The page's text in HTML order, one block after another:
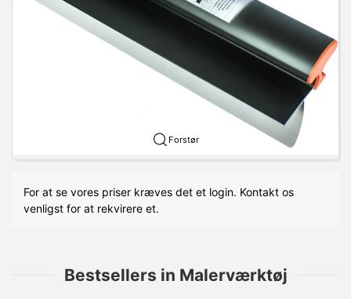
Forstør
For at se vores priser kræves det et login. Kontakt os
venligst for at rekvirere et.
Bestsellers in Malerværktøj